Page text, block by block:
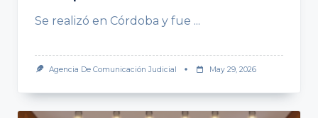
Se realizó en Córdoba y fue ...
Agencia De Comunicación Judicial May 29, 2026